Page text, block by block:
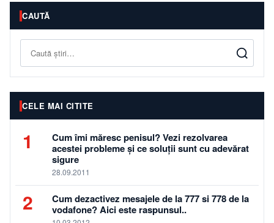
CAUTĂ
Caută
CELE MAI CITITE
1
Cum îmi măresc penisul? Vezi rezolvarea
acestei probleme și ce soluții sunt cu adevărat
sigure
28.09.2011
2
Cum dezactivez mesajele de la 777 si 778 de la
vodafone? Aici este raspunsul..